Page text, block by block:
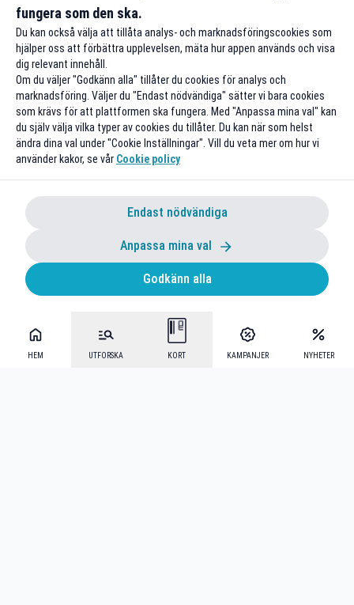
HEM UTFORSKA KORT KAMPANJER NYHETER
Till rabatten
fungera som den ska.
Du kan också välja att tillåta analys- och marknadsföringscookies som
hjälper oss att förbättra upplevelsen, mäta hur appen används och visa
dig relevant innehåll.
Om du väljer "Godkänn alla" tillåter du cookies för analys och
marknadsföring. Väljer du "Endast nödvändiga" sätter vi bara cookies
som krävs för att plattformen ska fungera. Med "Anpassa mina val" kan
du själv välja vilka typer av cookies du tillåter. Du kan när som helst
ändra dina val under "Cookie Inställningar". Vill du veta mer om hur vi
använder kakor, se vår Cookie policy
Endast nödvändiga
Anpassa mina val
Godkänn alla